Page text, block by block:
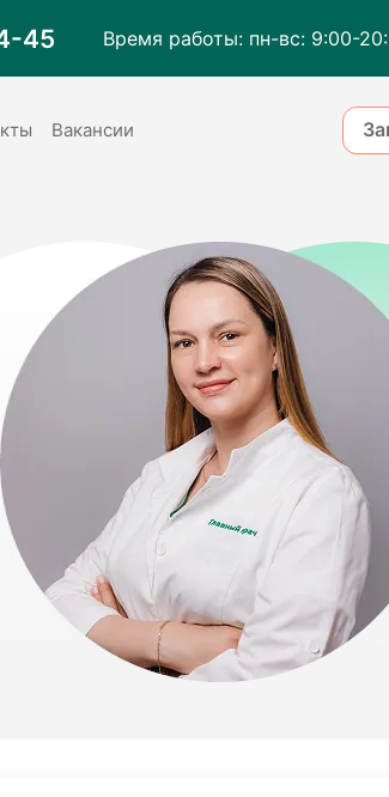
45 Время работы: пн-вс: 9:00-
Вакансии